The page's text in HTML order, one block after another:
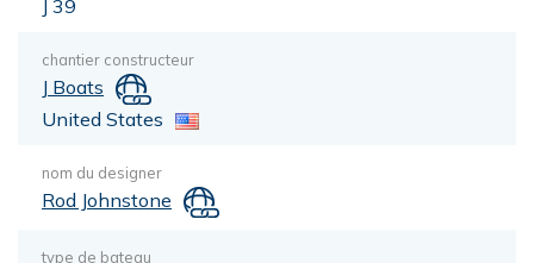
J 39
chantier constructeur
J Boats
United States
nom du designer
Rod Johnstone
type de bateau